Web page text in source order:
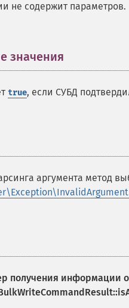
не содержит параметров.
значения
true, если СУБД
аргумента метод
получения информации